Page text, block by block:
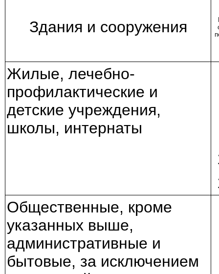
Здания и сооружения
Жилые, лечебно-
профилактические и
детские учреждения,
школы, интернаты
Общественные, кроме
указанных выше,
административные и
бытовые, за исключением